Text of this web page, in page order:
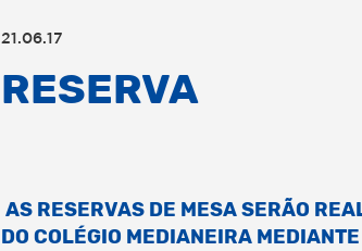
21.06.17
RESERVA
AS RESERVAS DE MESA SERÃO
DO COLÉGIO MEDIANEIRA